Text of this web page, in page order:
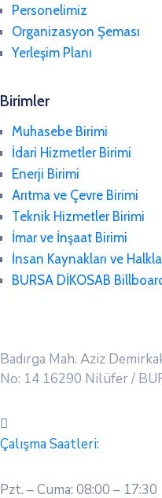
Personelimiz
Organizasyon Şeması
Yerleşim Planı
Birimler
Muhasebe Birimi
İdari Hizmetler Birimi
Enerji Birimi
Arıtma ve Çevre Birimi
Teknik Hizmetler Birimi
İmar ve İnşaat Birimi
İnsan Kaynakları ve
BURSA DİKOSAB
Badırga Mah. Aziz
No: 14 16290 Nilüfer /
Çalışma Saatleri:
Pzt. – Cuma: 08:00 – 17:30